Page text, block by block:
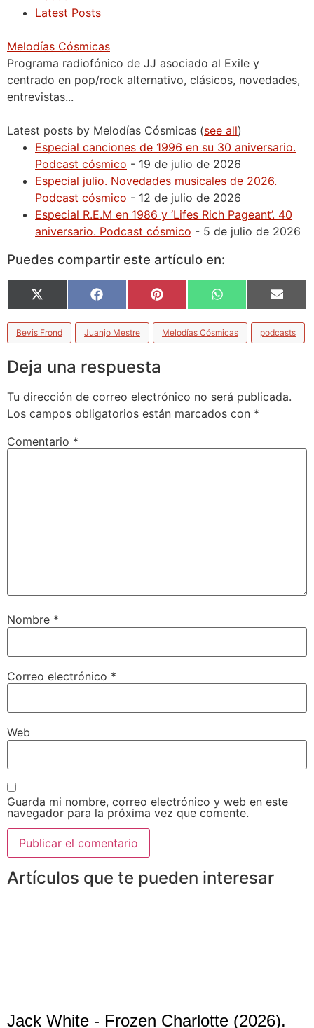
Latest Posts
Melodías Cósmicas
Programa radiofónico de JJ asociado al Exile y
centrado en pop/rock alternativo, clásicos, novedades,
entrevistas...
Latest posts by Melodías Cósmicas (see all)
Especial canciones de 1996 en su 30 aniversario.
Podcast cósmico - 19 de julio de 2026
Especial julio. Novedades musicales de 2026.
Podcast cósmico - 12 de julio de 2026
Especial R.E.M en 1986 y ‘Lifes Rich Pageant’. 40
aniversario. Podcast cósmico - 5 de julio de 2026
Puedes compartir este artículo en:
X
(Twitter)
Facebook Pinterest WhatsApp Email
Bevis Frond Juanjo Mestre Melodías Cósmicas podcasts
Deja una respuesta
Tu dirección de correo electrónico no será publicada.
Los campos obligatorios están marcados con *
Comentario *
Nombre *
Correo electrónico *
Web
Guarda mi nombre, correo electrónico y web en este
navegador para la próxima vez que comente.
Artículos que te pueden interesar
Jack White - Frozen Charlotte (2026).